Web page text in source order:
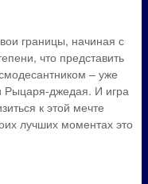
границы, начиная с
что представить
– уже
Рыцаря-джедая. И игра
к этой мечте
лучших моментах это